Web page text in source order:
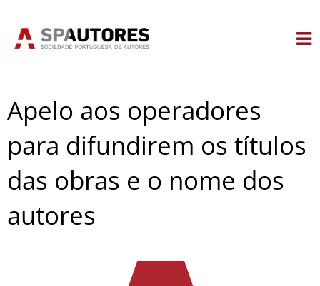
Apelo aos operadores
para difundirem os títulos
das obras e o nome dos
autores